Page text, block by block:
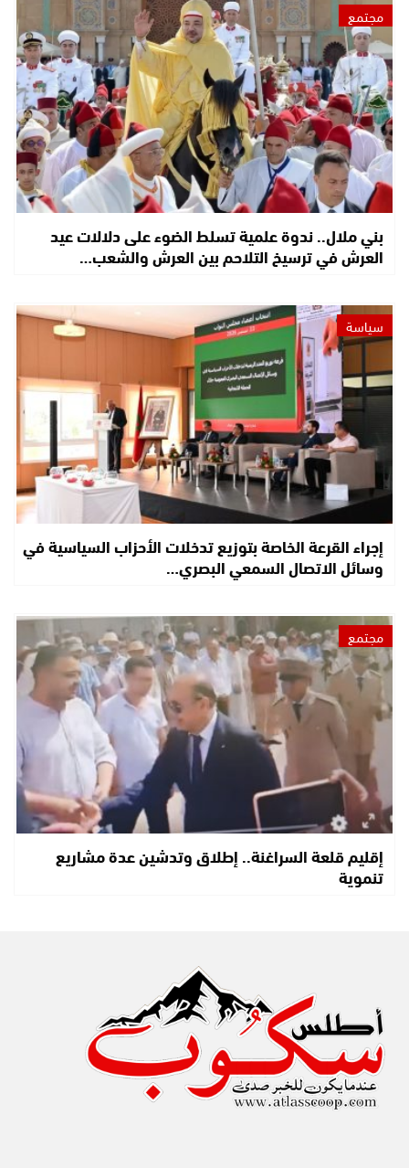
مجتمع
بني ملال.. ندوة علمية تسلط الضوء على دلالات عيد
العرش في ترسيخ التلاحم بين العرش والشعب…
سياسة
إجراء القرعة الخاصة بتوزيع تدخلات الأحزاب السياسية في
وسائل الاتصال السمعي البصري…
مجتمع
إقليم قلعة السراغنة.. إطلاق وتدشين عدة مشاريع
تنموية